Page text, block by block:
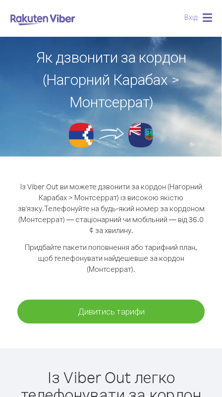
Вхід
Як дзвонити за кордон
(Нагорний Карабах >
Монтсеррат)
Із Viber Out ви можете дзвонити за кордон (Нагорний
Карабах > Монтсеррат) із високою якістю
зв'язку.Телефонуйте на будь-який номер за кордоном
(Монтсеррат) — стаціонарний чи мобільний — від 36.0
¢ за хвилину.
Придбайте пакети поповнення або тарифний план,
щоб телефонувати найдешевше за кордон
(Монтсеррат).
Дивитись тарифи
Із Viber Out легко